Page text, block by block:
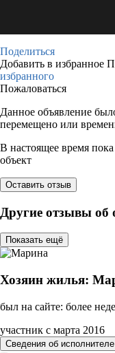
Поделиться
Добавить в избранное
избранного
Пожаловаться
Данное объявление
перемещено или
В настоящее время
объект
Оставить отзыв
Другие отзывы об
Показать ещё
Хозяин жилья:
был на сайте: более
участник с марта 2016
Сведения об исполнителе